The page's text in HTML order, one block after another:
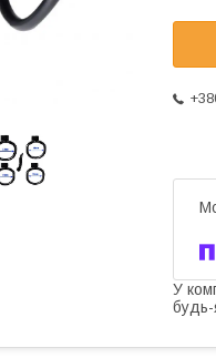
У
будь-